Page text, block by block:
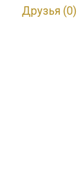
Друзья (0)